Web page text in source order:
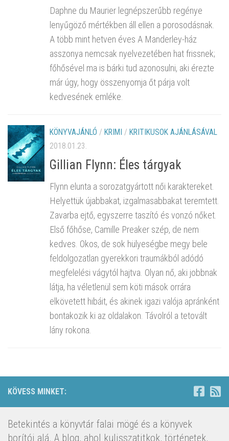
Daphne du Maurier legnépszerűbb regénye
lenyűgöző mértékben áll ellen a porosodásnak.
A több mint hetven éves A Manderley-ház
asszonya nemcsak nyelvezetében hat frissnek;
főhősével ma is bárki tud azonosulni, aki érezte
már úgy, hogy összenyomja őt párja volt
kedvesének emléke.
KÖNYVAJÁNLÓ / KRIMI / KRITIKUSOK AJÁNLÁSÁVAL
2018.01.23.
Gillian Flynn: Éles tárgyak
Flynn elunta a sorozatgyártott női karaktereket.
Helyettük újabbakat, izgalmasabbakat teremtett.
Zavarba ejtő, egyszerre taszító és vonzó nőket.
Első főhőse, Camille Preaker szép, de nem
kedves. Okos, de sok hülyeségbe megy bele
feldolgozatlan gyerekkori traumákból adódó
megfelelési vágytól hajtva. Olyan nő, aki jobbnak
látja, ha véletlenül sem köti mások orrára
elkövetett hibáit, és akinek igazi valója apránként
bontakozik ki az oldalakon. Távolról a tetovált
lány rokona.
KÖVESS MINKET:
Betekintés a könyvtár falai mögé és a könyvek
borítói alá. A blog, ahol kulisszatitkok, történetek,